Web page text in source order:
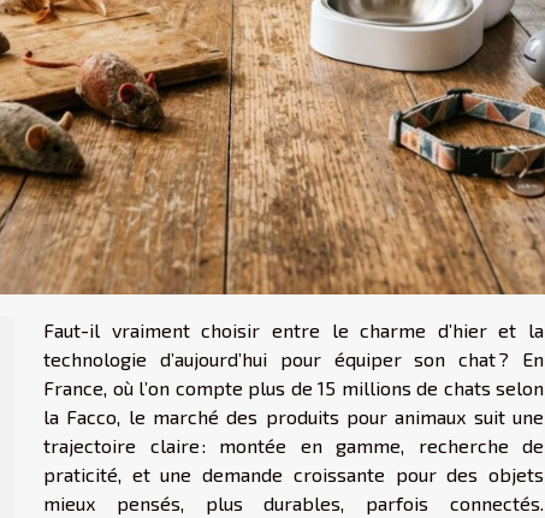
Faut-il vraiment choisir entre le charme d’hier et la
technologie d’aujourd’hui pour équiper son chat ? En
France, où l’on compte plus de 15 millions de chats selon
la Facco, le marché des produits pour animaux suit une
trajectoire claire : montée en gamme, recherche de
praticité, et une demande croissante pour des objets
mieux pensés, plus durables, parfois connectés.